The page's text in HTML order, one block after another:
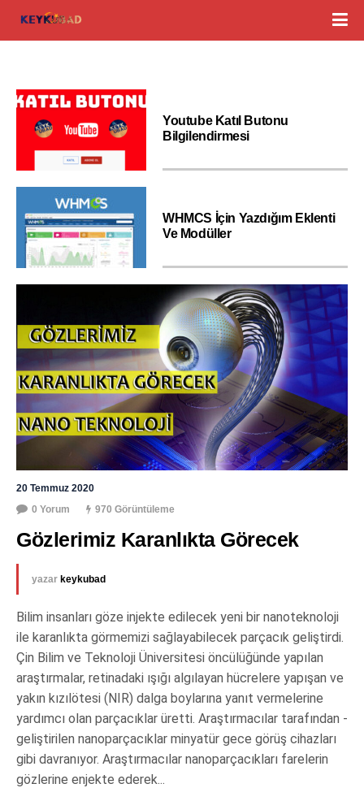
Youtube Katıl Butonu
Bilgilendirmesi
WHMCS İçin Yazdığım Eklenti
Ve Modüller
20 Temmuz 2020
0 Yorum
970 Görüntüleme
Gözlerimiz Karanlıkta Görecek
yazar keykubad
Bilim insanları göze injekte edilecek yeni bir nanoteknoloji
ile karanlıkta görmemizi sağlayabilecek parçacık geliştirdi.
Çin Bilim ve Teknoloji Üniversitesi öncülüğünde yapılan
araştırmalar, retinadaki ışığı algılayan hücrelere yapışan ve
yakın kızılötesi (NIR) dalga boylarına yanıt vermelerine
yardımcı olan parçacıklar üretti. Araştırmacılar tarafından -
geliştirilen nanoparçacıklar minyatür gece görüş cihazları
gibi davranıyor. Araştırmacılar nanoparçacıkları farelerin
gözlerine enjekte ederek...